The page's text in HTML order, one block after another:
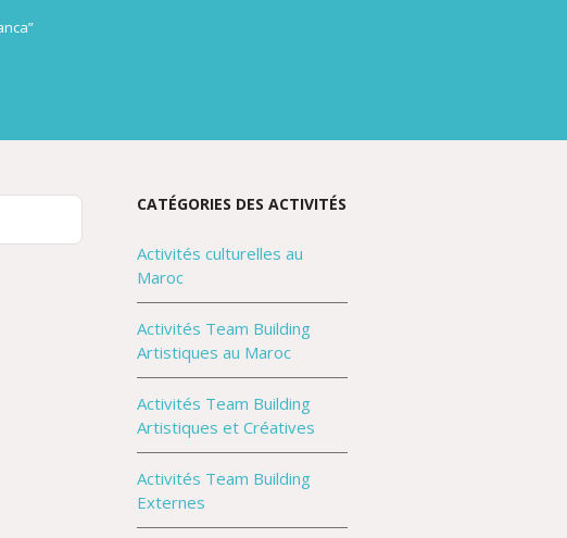
CATÉGORIES DES ACTIVITÉS
Activités culturelles au
Maroc
Activités Team Building
Artistiques au Maroc
Activités Team Building
Artistiques et Créatives
Activités Team Building
Externes